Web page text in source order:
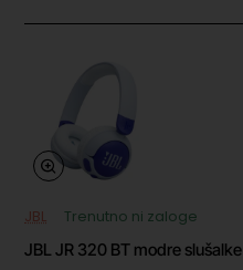
JBL
Trenutno ni zaloge
JBL JR 320 BT modre slušalke